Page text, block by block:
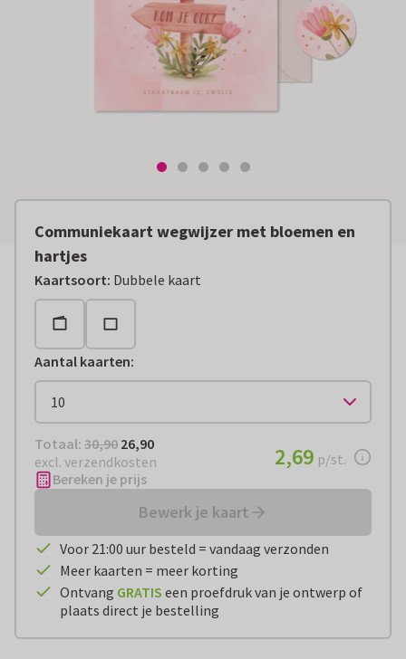
Communiekaart wegwijzer met bloemen en
hartjes
Kaartsoort: Dubbele kaart
Aantal kaarten:
Totaal: € 26,90
Totaal: 30,90 26,90
excl. verzendkosten
€ 2,69per stuk
2,69 p/st.
Bereken je prijs
Bewerk je kaart
Voor 21:00 uur besteld = vandaag verzonden
Meer kaarten = meer korting
Ontvang GRATIS een proefdruk van je ontwerp of
plaats direct je bestelling